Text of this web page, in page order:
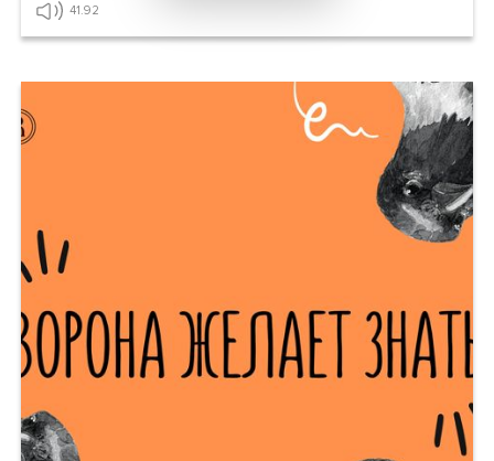
Наверняка вы сталкивались с тем, что какие-то
или идеи наталкивают вас н
Слушать